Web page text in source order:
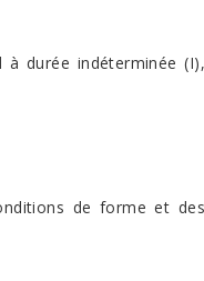
durée indéterminée (I),
de forme et des